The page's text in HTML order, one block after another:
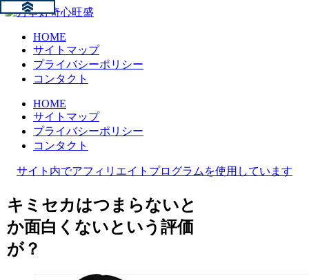
HOME
サイトマップ
プライバシーポリシー
コンタクト
HOME
サイトマップ
プライバシーポリシー
コンタクト
サイト内でアフィリエイトプログラムを使用しています
キミセカはつまらないと
か面白くないという評価
が？